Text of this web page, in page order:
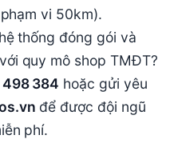
vi 50km).
thống đóng gói và
quy mô shop TMĐT?
384 hoặc gửi yêu
để được đội ngũ
phí.